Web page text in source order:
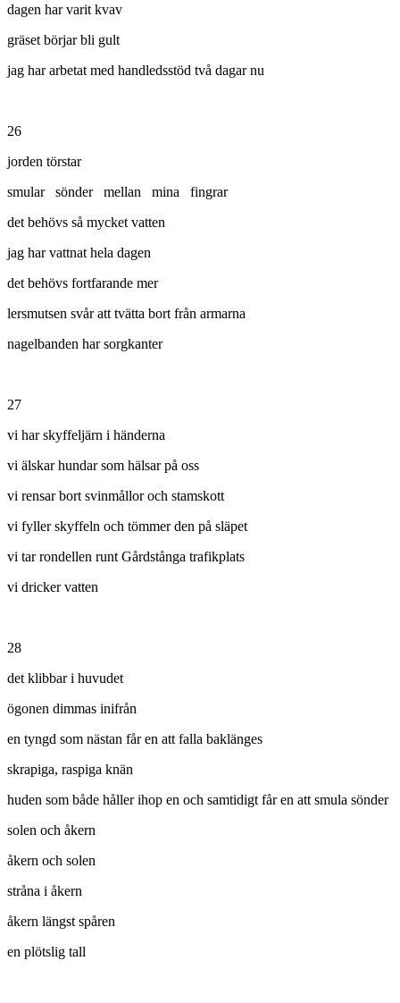
dagen har varit kvav
gräset börjar bli gult
jag har arbetat med handledsstöd två dagar nu
26
jorden törstar
smular sönder mellan mina fingrar
det behövs så mycket vatten
jag har vattnat hela dagen
det behövs fortfarande mer
lersmutsen svår att tvätta bort från armarna
nagelbanden har sorgkanter
27
vi har skyffeljärn i händerna
vi älskar hundar som hälsar på oss
vi rensar bort svinmållor och stamskott
vi fyller skyffeln och tömmer den på släpet
vi tar rondellen runt Gårdstånga trafikplats
vi dricker vatten
28
det klibbar i huvudet
ögonen dimmas inifrån
en tyngd som nästan får en att falla baklänges
skrapiga, raspiga knän
huden som både håller ihop en och samtidigt får en att smula sönder
solen och åkern
åkern och solen
stråna i åkern
åkern längst spåren
en plötslig tall